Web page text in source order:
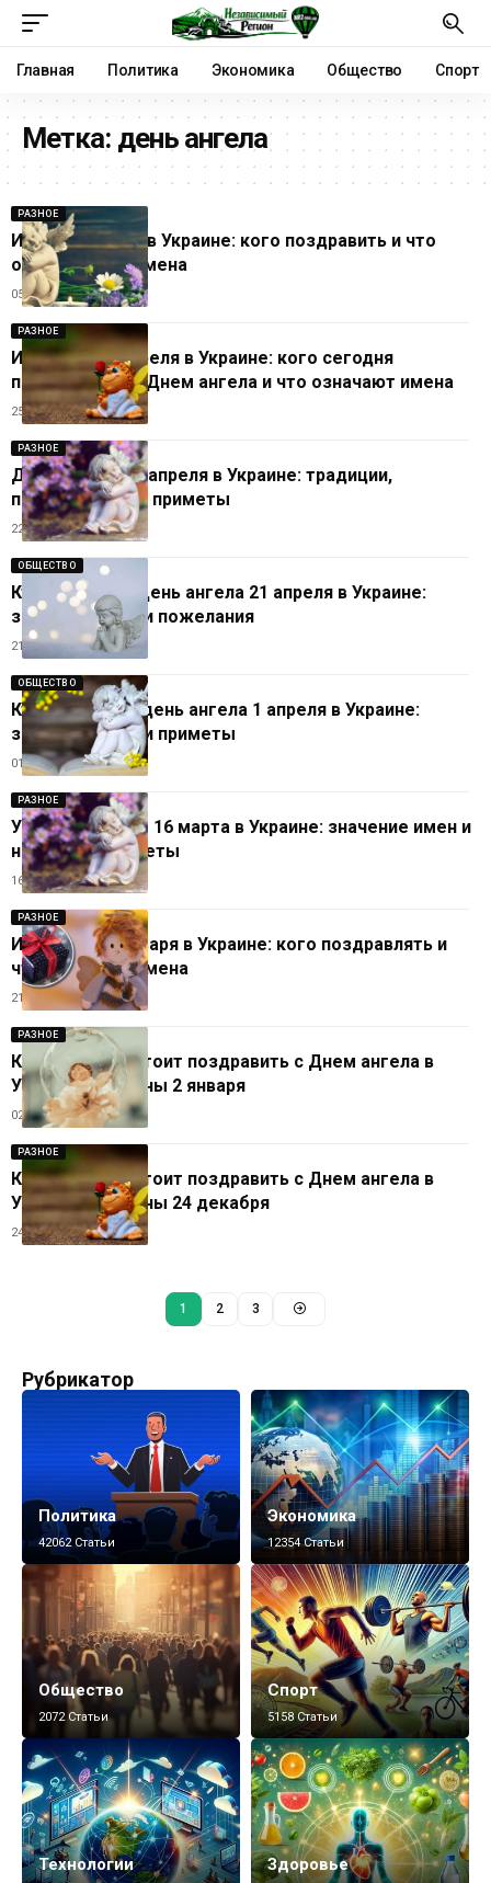
Главная Политика Экономика Общество Спорт
Метка: день ангела
РАЗНОЕ
Именины 5 мая в Украине: кого поздравить и что
означают эти имена
05.05.2026
РАЗНОЕ
Именины 25 апреля в Украине: кого сегодня
поздравляют с Днем ангела и что означают имена
25.04.2026
РАЗНОЕ
День ангела 22 апреля в Украине: традиции,
поздравления и приметы
22.04.2026
ОБЩЕСТВО
Кто отмечает День ангела 21 апреля в Украине:
значения имён и пожелания
21.04.2026
ОБЩЕСТВО
Кто празднует день ангела 1 апреля в Украине:
значения имен и приметы
01.04.2026
РАЗНОЕ
У кого именины 16 марта в Украине: значение имен и
народные приметы
16.03.2026
РАЗНОЕ
Именины 21 января в Украине: кого поздравлять и
что означают имена
21.01.2026
РАЗНОЕ
Кого сегодня стоит поздравить с Днем ангела в
Украине: именины 2 января
02.01.2026
РАЗНОЕ
Кого сегодня стоит поздравить с Днем ангела в
Украине: именины 24 декабря
24.12.2025
1 2 3
Рубрикатор
Политика
42062 Статьи
Экономика
12354 Статьи
Общество
2072 Статьи
Спорт
5158 Статьи
Технологии Здоровье